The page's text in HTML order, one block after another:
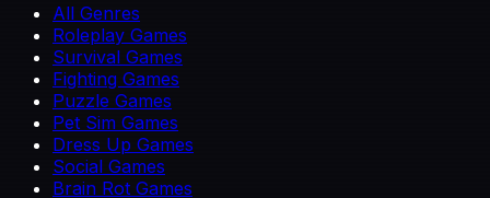
All Genres
Roleplay Games
Survival Games
Fighting Games
Puzzle Games
Pet Sim Games
Dress Up Games
Social Games
Brain Rot Games